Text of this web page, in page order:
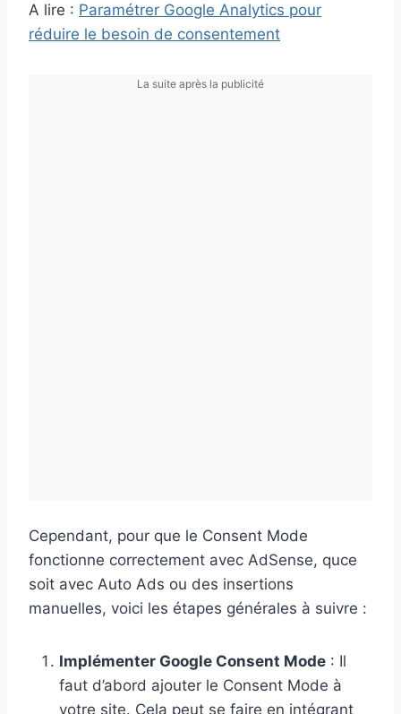
A lire : Paramétrer Google Analytics pour
réduire le besoin de consentement
La suite après la publicité
Cependant, pour que le Consent Mode
fonctionne correctement avec AdSense, quce
soit avec Auto Ads ou des insertions
manuelles, voici les étapes générales à suivre :
Implémenter Google Consent Mode : Il
faut d’abord ajouter le Consent Mode à
votre site. Cela peut se faire en intégrant